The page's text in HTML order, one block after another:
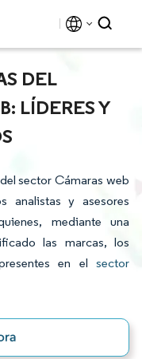
DEL
LÍDERES Y
sector Cámaras web
analistas y asesores
mediante una
las marcas, los
en el sector